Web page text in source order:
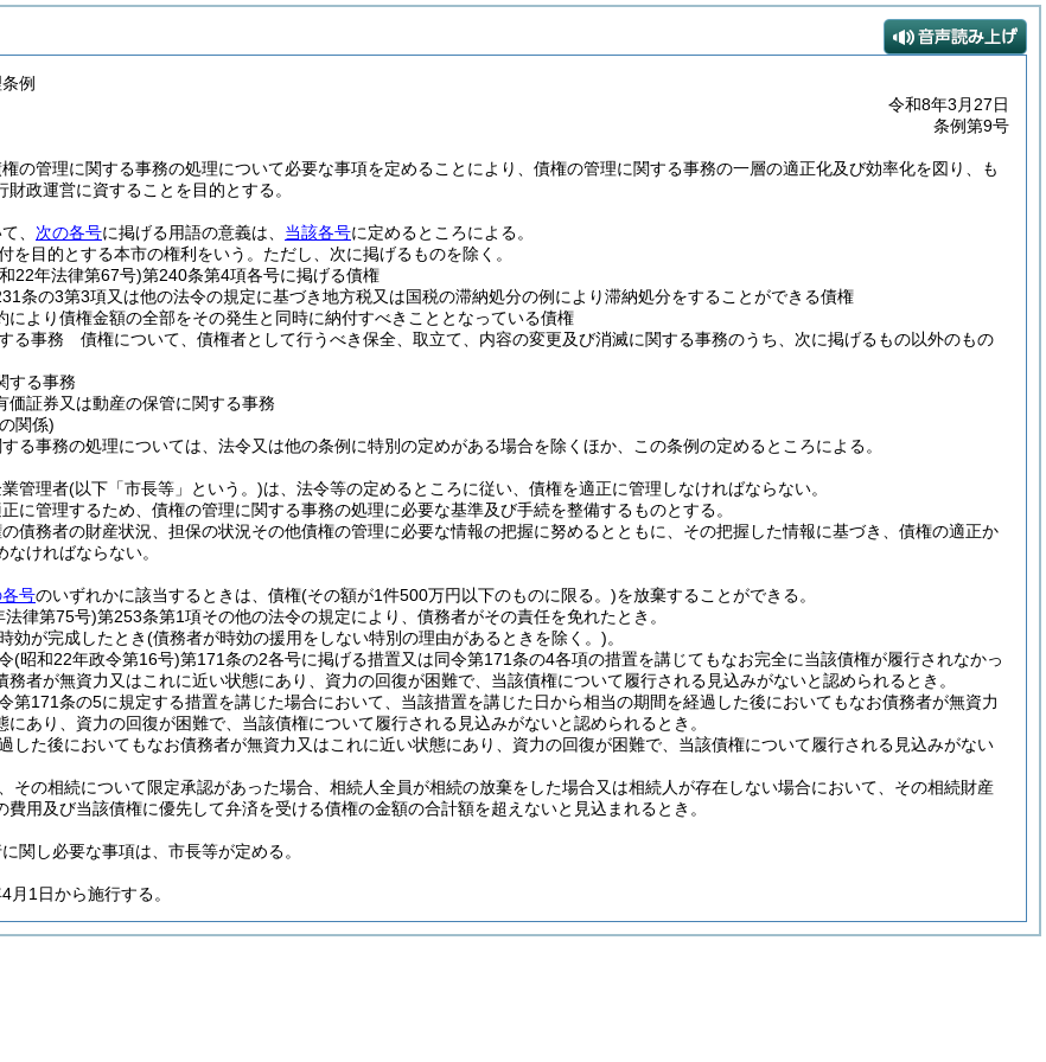
例
令和8年3月27日
条例第9号
の管理に関する事務の処理について必要な事項を定めることにより、債権の管理に関する事務の一層の適正化及び効率化を図り、も
財政運営に資することを目的とする。
、 次の各号に掲げる用語の意義は、 当該各号に定めるところによる。
目的とする本市の権利をいう。 ただし、次に掲げるものを除く。
22年法律第67号)第240条第4項各号に掲げる債権
条の3第3項又は他の法令の規定に基づき地方税又は国税の滞納処分の例により滞納処分をすることができる債権
により債権金額の全部をその発生と同時に納付すべきこととなっている債権
る事務 債権について、債権者として行うべき保全、取立て、内容の変更及び消滅に関する事務のうち、次に掲げるもの以外のもの
する事務
価証券又は動産の保管に関する事務
関係)
る事務の処理については、法令又は他の条例に特別の定めがある場合を除くほか、この条例の定めるところによる。
管理者(以下「市長等」という。)は、法令等の定めるところに従い、債権を適正に管理しなければならない。
に管理するため、債権の管理に関する事務の処理に必要な基準及び手続を整備するものとする。
債務者の財産状況、担保の状況その他債権の管理に必要な情報の把握に努めるとともに、その把握した情報に基づき、債権の適正か
ければならない。
号のいずれかに該当するときは、債権(その額が1件500万円以下のものに限る。)を放棄することができる。
法律第75号)第253条第1項その他の法令の規定により、債務者がその責任を免れたとき。
効が完成したとき(債務者が時効の援用をしない特別の理由があるときを除く。)。
(昭和22年政令第16号)第171条の2各号に掲げる措置又は同令第171条の4各項の措置を講じてもなお完全に当該債権が履行されなかっ
務者が無資力又はこれに近い状態にあり、資力の回復が困難で、当該債権について履行される見込みがないと認められるとき。
第171条の5に規定する措置を講じた場合において、当該措置を講じた日から相当の期間を経過した後においてもなお債務者が無資力
にあり、資力の回復が困難で、当該債権について履行される見込みがないと認められるとき。
した後においてもなお債務者が無資力又はこれに近い状態にあり、資力の回復が困難で、当該債権について履行される見込みがない
その相続について限定承認があった場合、相続人全員が相続の放棄をした場合又は相続人が存在しない場合において、その相続財産
費用及び当該債権に優先して弁済を受ける債権の金額の合計額を超えないと見込まれるとき。
関し必要な事項は、市長等が定める。
月1日から施行する。